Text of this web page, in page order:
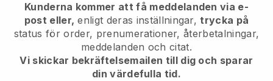
Kunderna kommer att få meddelanden via e-
post eller, enligt deras inställningar,trycka på
status för order, prenumerationer, återbetalningar,
meddelanden och citat.
Vi skickar bekräftelsemailen till dig och sparar
din värdefulla tid.